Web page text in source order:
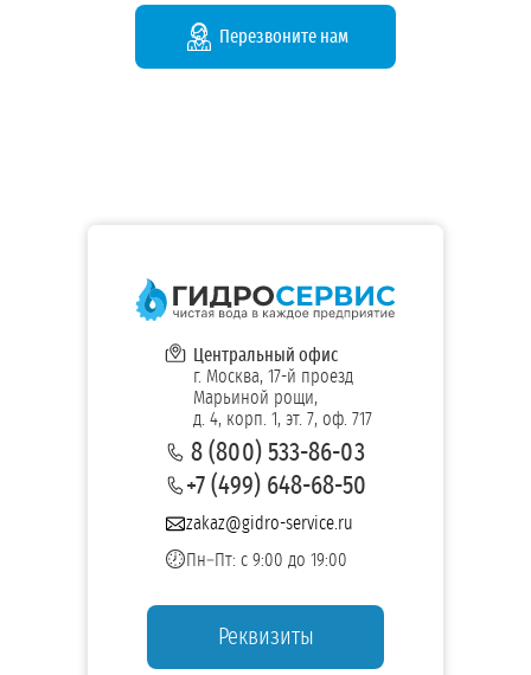
Перезвоните нам
Центральный офис
г. Москва, 17-й проезд
Марьиной рощи,
д. 4, корп. 1, эт. 7, оф. 717
8 (800) 533-86-03
+7 (499) 648-68-50
zakaz@gidro-service.ru
Пн–Пт: с 9:00 до 19:00
Реквизиты